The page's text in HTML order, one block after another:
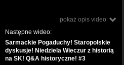
pokaż opis video
Następne wideo:
Sarmackie Pogaduchy! Staropolskie
dyskusje! Niedziela Wieczur z historią
na SK! Q&A historyczne! #3